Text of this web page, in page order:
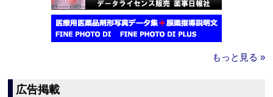
もっと見る »
広告掲載